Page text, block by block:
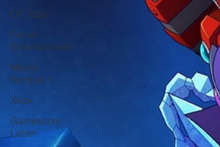
Off Topic
Focus
Entertainment
Mortal
Kombat 1
Xbox
Gamescom
Latam